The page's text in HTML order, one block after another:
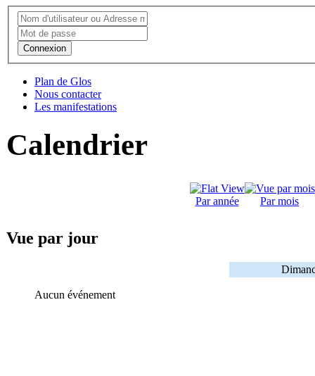
Connexion
Plan de Glos
Nous contacter
Les manifestations
Calendrier
Par année Par mois
Vue par jour
Aucun événement